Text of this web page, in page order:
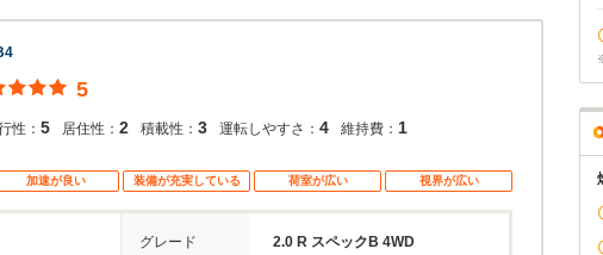
5
性： 5 居住性： 2 積載性： 3 運転しやすさ： 4 維持費： 1
加速が良い 装備が充実している 荷室が広い 視界が広い
グレード 2.0 R スペックB 4WD